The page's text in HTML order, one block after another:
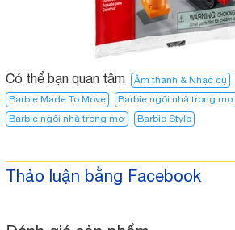
Có thể bạn quan tâm Âm thanh & Nhạc cụ
Barbie Made To Move
Barbie ngôi nhà trong mơ
Barbie ngôi nhà trong mơ​
Barbie Style
Thảo luận bằng Facebook